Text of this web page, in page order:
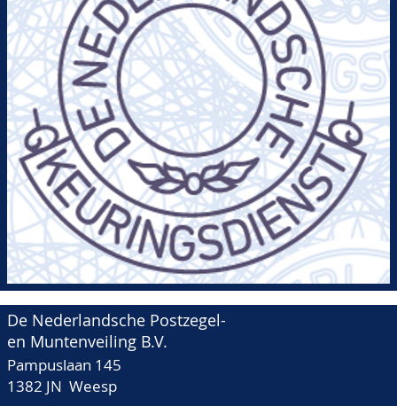
De Nederlandsche Postzegel-
en Muntenveiling B.V.
Pampuslaan 145
1382 JN Weesp